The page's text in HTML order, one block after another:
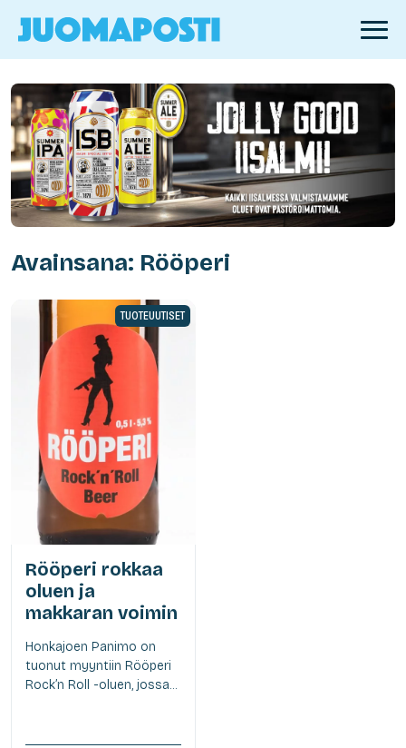
Avainsana: Rööperi
TUOTEUUTISET
Rööperi rokkaa
oluen ja
makkaran voimin
Honkajoen Panimo on
tuonut myyntiin Rööperi
Rock’n Roll -oluen, jossa...